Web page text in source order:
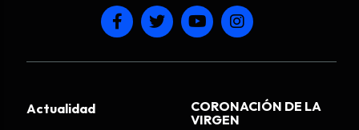
Actualidad
CORONACIÓN DE LA
VIRGEN